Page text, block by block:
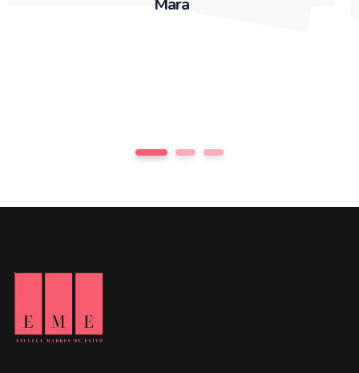
Mara
1 2 3